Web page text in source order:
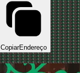
CopiarEndereço